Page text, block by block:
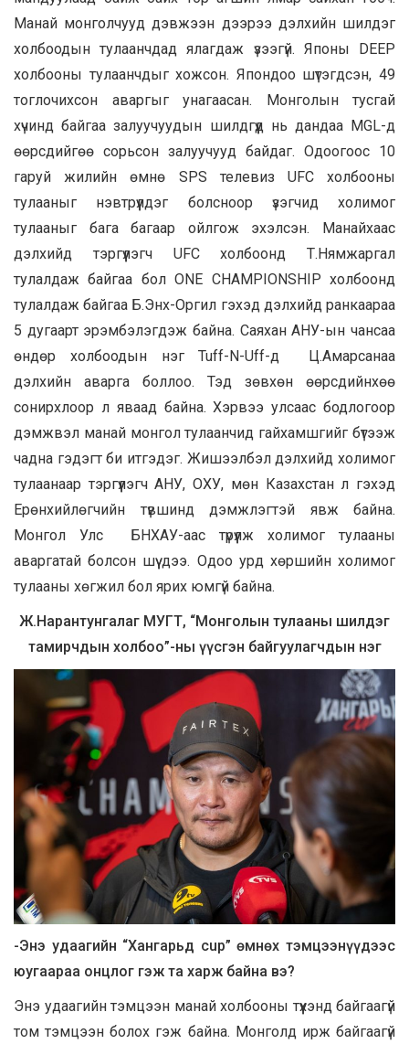
Манай монголчууд дэвжээн дээрээ дэлхийн шилдэг
холбоодын тулаанчдад ялагдаж үзээгүй. Японы DEEP
холбооны тулаанчдыг хожсон. Япондоо шүтэгдсэн, 49
тоглочихсон аваргыг унагаасан. Монголын тусгай
хүчинд байгаа залуучуудын шилдгүүд нь дандаа MGL-д
өөрсдийгөө сорьсон залуучууд байдаг. Одоогоос 10
гаруй жилийн өмнө SPS телевиз UFC холбооны
тулааныг нэвтрүүлдэг болсноор үзэгчид холимог
тулааныг бага багаар ойлгож эхэлсэн. Манайхаас
дэлхийд тэргүүлэгч UFC холбоонд Т.Нямжаргал
тулалдаж байгаа бол ONE CHAMPIONSHIP холбоонд
тулалдаж байгаа Б.Энх-Оргил гэхэд дэлхийд ранкаараа
5 дугаарт эрэмбэлэгдэж байна. Саяхан АНУ-ын чансаа
өндөр холбоодын нэг Tuff-N-Uff-д Ц.Амарсанаа
дэлхийн аварга боллоо. Тэд зөвхөн өөрсдийнхөө
сонирхлоор л яваад байна. Хэрвээ улсаас бодлогоор
дэмжвэл манай монгол тулаанчид гайхамшгийг бүтээж
чадна гэдэгт би итгэдэг. Жишээлбэл дэлхийд холимог
тулаанаар тэргүүлэгч АНУ, ОХУ, мөн Казахстан л гэхэд
Ерөнхийлөгчийн түвшинд дэмжлэгтэй явж байна.
Монгол Улс БНХАУ-аас түрүүлж холимог тулааны
аваргатай болсон шүү дээ. Одоо урд хөршийн холимог
тулааны хөгжил бол ярих юмгүй байна.
Ж.Нарантунгалаг МУГТ, “Монголын тулааны шилдэг
тамирчдын холбоо”-ны үүсгэн байгуулагчдын нэг
-Энэ удаагийн “Хангарьд cup” өмнөх тэмцээнүүдээс
юугаараа онцлог гэж та харж байна вэ?
Энэ удаагийн тэмцээн манай холбооны түүхэнд байгаагүй
том тэмцээн болох гэж байна. Монголд ирж байгаагүй